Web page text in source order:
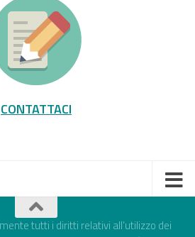
CONTATTACI
tutti i diritti relativi all’utilizzo dei